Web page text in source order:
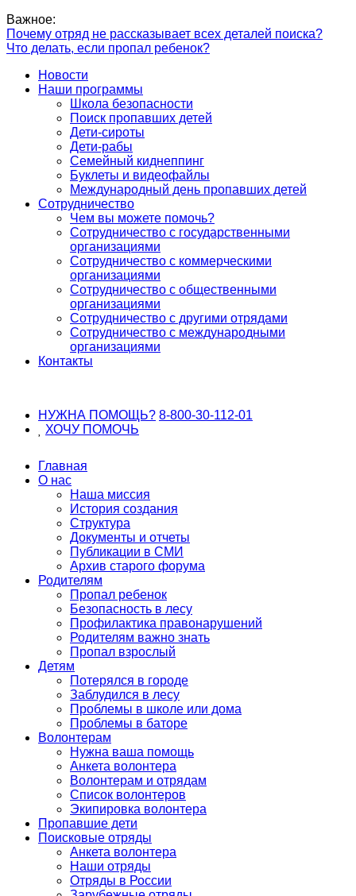
Важное:
Почему отряд не рассказывает всех деталей поиска?
Что делать, если пропал ребенок?
Новости
Наши программы
Школа безопасности
Поиск пропавших детей
Дети-сироты
Дети-рабы
Семейный киднеппинг
Буклеты и видеофайлы
Международный день пропавших детей
Сотрудничество
Чем вы можете помочь?
Сотрудничество с государственными
организациями
Сотрудничество с коммерческими
организациями
Сотрудничество с общественными
организациями
Сотрудничество с другими отрядами
Сотрудничество с международными
организациями
Контакты
НУЖНА ПОМОЩЬ? 8-800-30-112-01
ХОЧУ ПОМОЧЬ
Главная
О нас
Наша миссия
История создания
Структура
Документы и отчеты
Публикации в СМИ
Архив старого форума
Родителям
Пропал ребенок
Безопасность в лесу
Профилактика правонарушений
Родителям важно знать
Пропал взрослый
Детям
Потерялся в городе
Заблудился в лесу
Проблемы в школе или дома
Проблемы в баторе
Волонтерам
Нужна ваша помощь
Анкета волонтера
Волонтерам и отрядам
Список волонтеров
Экипировка волонтера
Пропавшие дети
Поисковые отряды
Анкета волонтера
Наши отряды
Отряды в России